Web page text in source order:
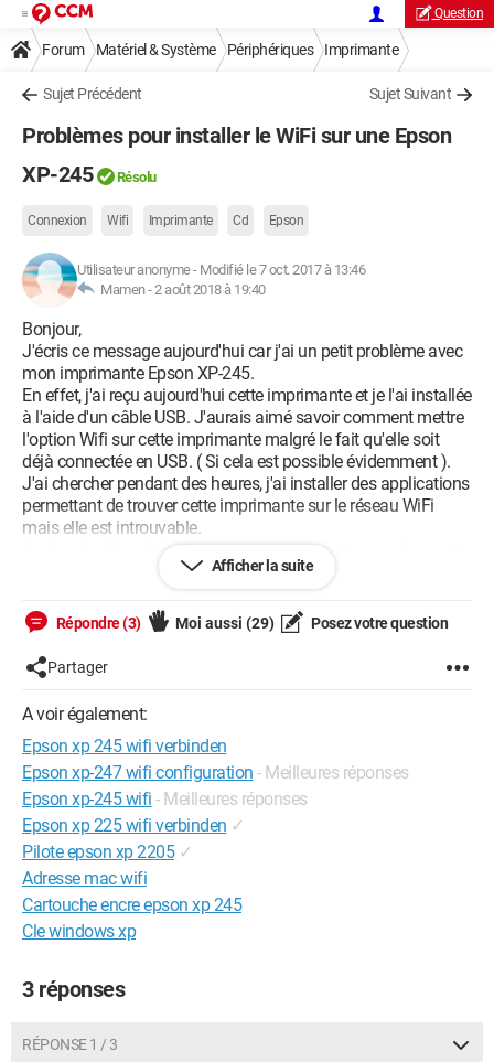
Question
Forum Matériel & Système Périphériques Imprimante
Sujet Précédent Sujet Suivant
Problèmes pour installer le WiFi sur une Epson
XP-245
Résolu
Connexion Wifi Imprimante Cd Epson
Utilisateur anonyme- Modifié le 7 oct. 2017 à 13:46
Mamen -2 août 2018 à 19:40
Bonjour,
J'écris ce message aujourd'hui car j'ai un petit problème avec
mon imprimante Epson XP-245.
En effet, j'ai reçu aujourd'hui cette imprimante et je l'ai installée
à l'aide d'un câble USB. J'aurais aimé savoir comment mettre
l'option Wifi sur cette imprimante malgré le fait qu'elle soit
déjà connectée en USB. ( Si cela est possible évidemment ).
J'ai chercher pendant des heures, j'ai installer des applications
permettant de trouver cette imprimante sur le réseau WiFi
mais elle est introuvable.
Je cherche donc juste à savoir comment mettre en place cette
Option Wifi avec un câble déjà branché.
d'essayer de m'aider.
Cordialement.
N1TrOoX
PS : Désolé si je ne suis pas sur le bon Forum ou si j'ai dit des
choses qu'il ne faut pas sur ce genre de site car c'est mon
premier topic.
Afficher la suite
Répondre (3) Moi aussi (29) Posez votre question
Partager
A voir également:
Epson xp 245 wifi verbinden
Epson xp-247 wifi configuration - Meilleures réponses
Epson xp-245 wifi - Meilleures réponses
Epson xp 225 wifi verbinden ✓
Pilote epson xp 2205 ✓
Adresse mac wifi
Cartouche encre epson xp 245
Cle windows xp
3 réponses
RÉPONSE 1 / 3